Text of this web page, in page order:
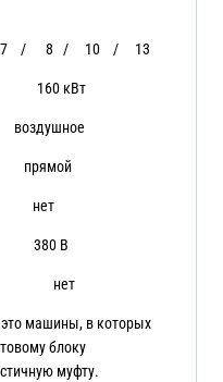
/ 8 / 10 / 13
160 кВт
В
нет
это машины, в которых
блоку
муфту.